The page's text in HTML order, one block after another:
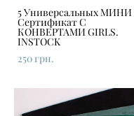
5 Универсальных МИНИ
Сертификат С
КОНВЕРТАМИ GIRLS.
INSTOCK
250 грн.